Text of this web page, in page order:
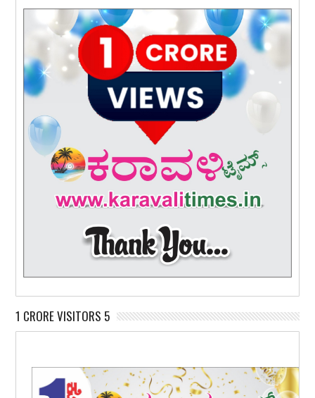
1 CRORE VISITORS 5